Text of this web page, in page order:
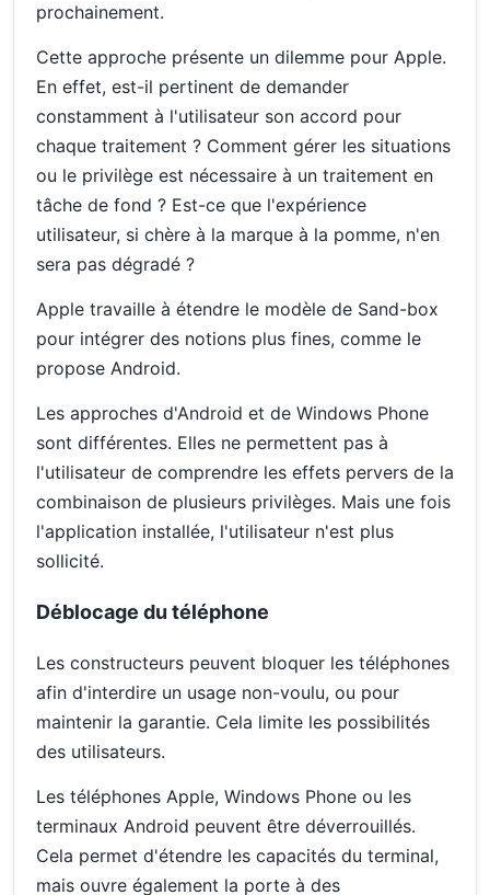
prochainement.
Cette approche présente un dilemme pour Apple.
En effet, est-il pertinent de demander
constamment à l'utilisateur son accord pour
chaque traitement ? Comment gérer les situations
ou le privilège est nécessaire à un traitement en
tâche de fond ? Est-ce que l'expérience
utilisateur, si chère à la marque à la pomme, n'en
sera pas dégradé ?
Apple travaille à étendre le modèle de Sand-box
pour intégrer des notions plus fines, comme le
propose Android.
Les approches d'Android et de Windows Phone
sont différentes. Elles ne permettent pas à
l'utilisateur de comprendre les effets pervers de la
combinaison de plusieurs privilèges. Mais une fois
l'application installée, l'utilisateur n'est plus
sollicité.
Déblocage du téléphone
Les constructeurs peuvent bloquer les téléphones
afin d'interdire un usage non-voulu, ou pour
maintenir la garantie. Cela limite les possibilités
des utilisateurs.
Les téléphones Apple, Windows Phone ou les
terminaux Android peuvent être déverrouillés.
Cela permet d'étendre les capacités du terminal,
mais ouvre également la porte à des